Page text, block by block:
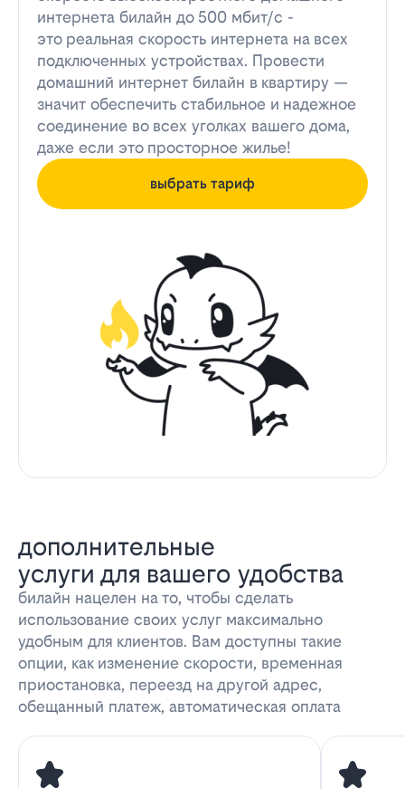
интернета билайн до 500 мбит/с -
это реальная скорость интернета на всех
подключенных устройствах. Провести
домашний интернет билайн в квартиру —
значит обеспечить стабильное и надежное
соединение во всех уголках вашего дома,
даже если это просторное жилье!
выбрать тариф
дополнительные
услуги для вашего удобства
билайн нацелен на то, чтобы сделать
использование своих услуг максимально
удобным для клиентов. Вам доступны такие
опции, как изменение скорости, временная
приостановка, переезд на другой адрес,
обещанный платеж, автоматическая оплата